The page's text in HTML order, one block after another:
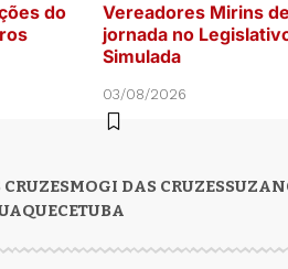
do
Vereadores Mirins
jornada no
Simulada
03/08/2026
MOGI DAS CRUZES